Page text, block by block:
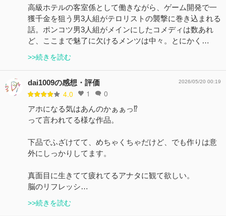
高級ホテルの客室係として働きながら、ゲーム開発で一
獲千金を狙う男3人組がテロリストの襲撃に巻き込まれる
話。ポンコツ男3人組がメインにしたコメディは数あれ
ど、ここまで魅了に欠けるメンツは中々。とにかく…
>>続きを読む
dai1009の感想・評価
4.0 1 0
2026/05/20 00:19
アホになる気はあんのかぁぁっ⁉️
って言われてる様な作品。
下品でふざけてて、めちゃくちゃだけど、でも作りは意
外にしっかりしてます。
真面目に生きてて疲れてるアナタに観て欲しい。
脳のリフレッシ…
>>続きを読む